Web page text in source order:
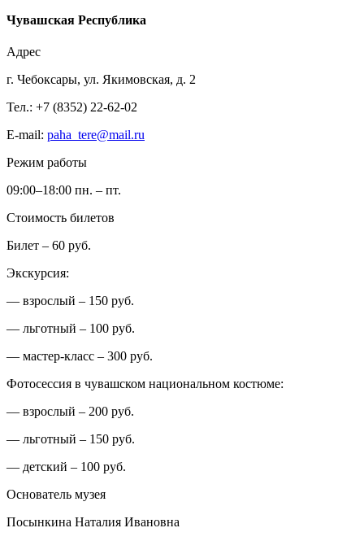
Чувашская Республика
Адрес
г. Чебоксары, ул. Якимовская, д. 2
Тел.: +7 (8352) 22-62-02
E-mail: paha_tere@mail.ru
Режим работы
09:00–18:00 пн. – пт.
Стоимость билетов
Билет – 60 руб.
Экскурсия:
— взрослый – 150 руб.
— льготный – 100 руб.
— мастер-класс – 300 руб.
Фотосессия в чувашском национальном костюме:
— взрослый – 200 руб.
— льготный – 150 руб.
— детский – 100 руб.
Основатель музея
Посынкина Наталия Ивановна